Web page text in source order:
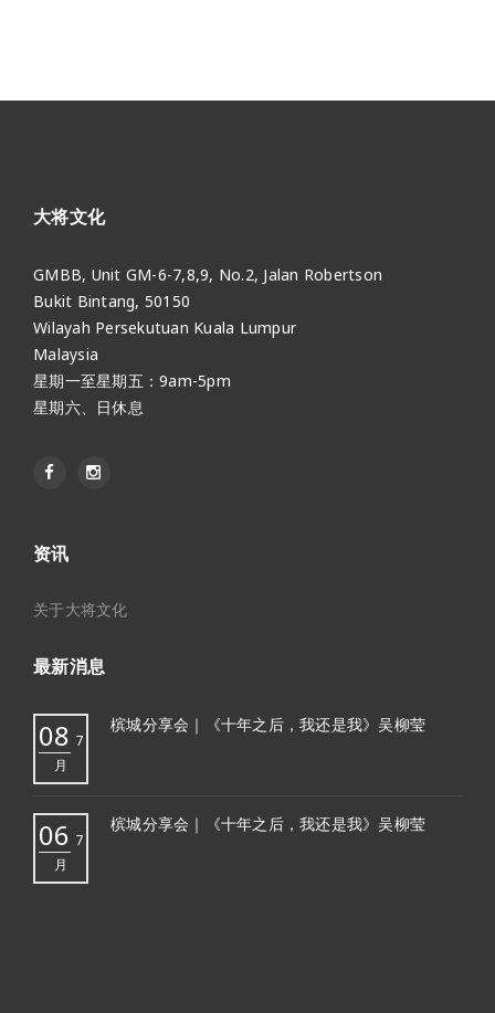
大将文化
GMBB, Unit GM-6-7,8,9, No.2, Jalan Robertson
Bukit Bintang, 50150
Wilayah Persekutuan Kuala Lumpur
Malaysia
星期一至星期五：9am-5pm
星期六、日休息
资讯
关于大将文化
最新消息
08 7
月
槟城分享会｜《十年之后，我还是我》吴柳莹
06 7
月
槟城分享会｜《十年之后，我还是我》吴柳莹